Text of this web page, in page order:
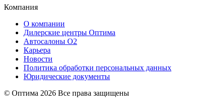
Компания
О компании
Дилерские центры Оптима
Автосалоны О2
Карьера
Новости
Политика обработки персональных данных
Юридические документы
© Оптима 2026 Все права защищены